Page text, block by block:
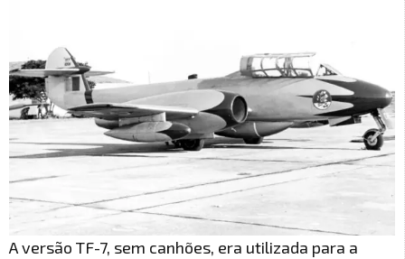
A versão TF-7, sem canhões, era utilizada para a